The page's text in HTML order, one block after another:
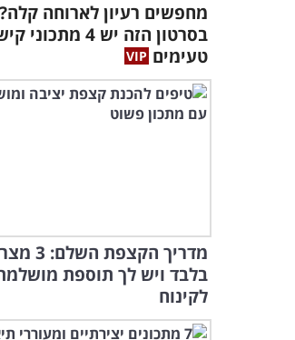
מחפשים רעיון לארוחה קלה?
בסרטון הזה יש 4 מתכוני
טעימים
מדריך הקצפת
בלבד ויש לך תוספת
לקינוח